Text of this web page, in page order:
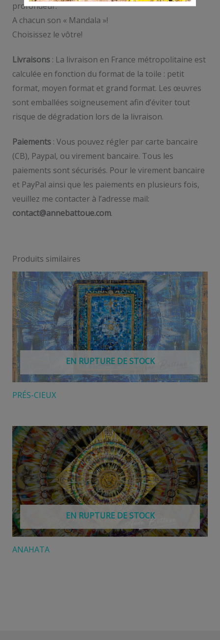
profondeur.
A chacun son « Mandala »!
Choisissez le vôtre!
Livraisons: La livraison en France métropolitaine est
calculée en fonction du format de la toile : petit
format, moyen format et grand format. Les œuvres
sont emballées soigneusement afin d’éviter tout
risque de dégradation lors de la livraison.
Paiements: Vous pouvez régler par carte bancaire
(CB), Paypal, ou virement bancaire. Tous les
paiements sont sécurisés. Pour le virement bancaire
et PayPal ainsi que les paiements en plusieurs fois,
veuillez me contacter à l’adresse mail:
contact@annebattoue.com.
Produits similaires
EN RUPTURE DE STOCK
PRÉS-CIEUX
EN RUPTURE DE STOCK
ANAHATA